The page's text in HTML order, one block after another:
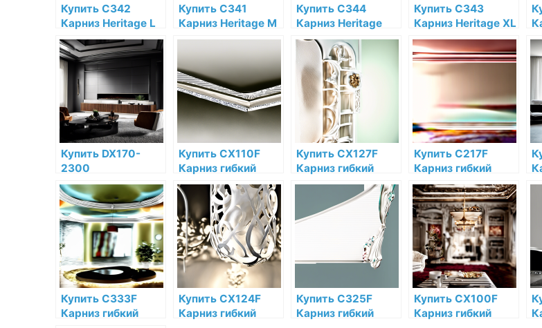
Купить C342
Карниз Heritage L
Orac Decor
Полиуретан Orac
Decor по низкой
цене в интернет-
магазине
Купить C341
Карниз Heritage M
Orac Decor
Полиуретан по
низкой цене в
интернет-
магазине
Купить C344
Карниз Heritage
XXL Orac Decor
Полиуретан Orac
Decor по низкой
цене в интернет-
магазине
Купить C343
Карниз Heritage XL
Orac Decor
Полиуретан Orac
Decor по низкой
Купить DX170-
2300
Многофункциональный
профиль Heritage
Orac Decor
Дюрополимер
Orac Decor по
низкой цене в
интернет-
магазине
Купить CX110F
Карниз гибкий
Orac Decor
Полиуретан Orac
Decor по низкой
цене в интернет-
магазине
Купить CX127F
Карниз гибкий
Orac Decor
Полиуретан по
низкой цене в
интернет-
Купить C217F
Карниз гибкий
Orac Decor
Полиуретан Orac
Decor по низкой
цене в интернет-
магазине
Купить C333F
Карниз гибкий
Купить CX124F
Карниз гибкий
Купить C325F
Карниз гибкий
Купить CX100F
Карниз гибкий